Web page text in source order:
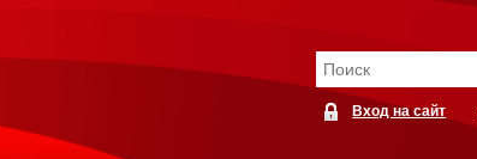
Вход на сайт